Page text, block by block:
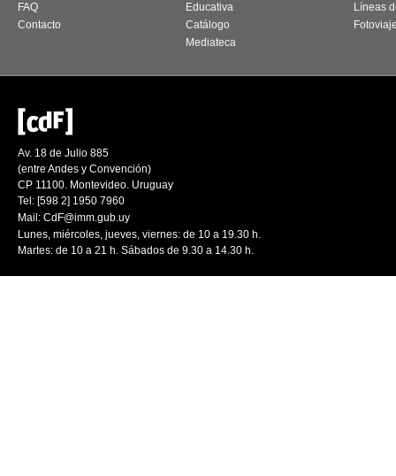
FAQ
Contacto
Educativa
Catálogo
Mediateca
Líneas
Av. 18 de Julio 885
(entre Andes y Convención)
CP 11100. Montevideo. Uruguay
Tel: [598 2] 1950 7960
Mail: CdF@imm.gub.uy
Lunes, miércoles, jueves, viernes: de 10 a 19.30 h.
Martes: de 10 a 21 h. Sábados de 9.30 a 14.30 h.